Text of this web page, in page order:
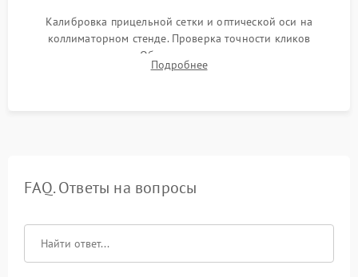
Калибровка прицельной сетки и оптической оси на
коллиматорном стенде. Проверка точности кликов
механизма поправок. Обязательное испытание прицела на
ударном стенде для проверки устойчивости к отдаче и
Подробнее
FAQ. Ответы на вопросы